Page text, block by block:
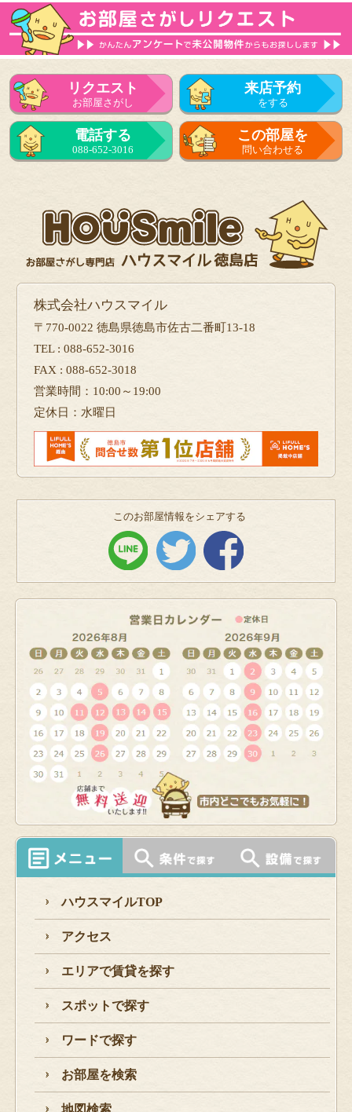
リクエスト
お部屋さがし
来店予約
をする
電話する
088-652-3016
この部屋を
問い合わせる
株式会社ハウスマイル
〒770-0022 徳島県徳島市佐古二番町13-18
TEL : 088-652-3016
FAX : 088-652-3018
営業時間：10:00～19:00
定休日：水曜日
このお部屋情報をシェアする
ハウスマイルTOP
アクセス
エリアで賃貸を探す
スポットで探す
ワードで探す
お部屋を検索
地図検索